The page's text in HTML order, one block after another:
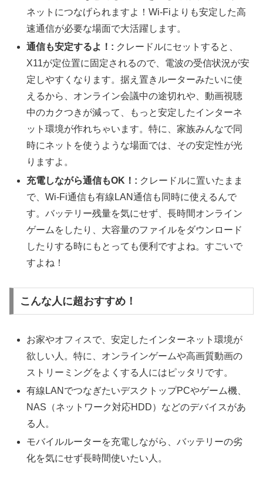
ネットにつなげられますよ！Wi-Fiよりも安定した高
速通信が必要な場面で大活躍します。
通信も安定するよ！: クレードルにセットすると、
X11が定位置に固定されるので、電波の受信状況が安
定しやすくなります。据え置きルーターみたいに使
えるから、オンライン会議中の途切れや、動画視聴
中のカクつきが減って、もっと安定したインターネ
ット環境が作れちゃいます。特に、家族みんなで同
時にネットを使うような場面では、その安定性が光
りますよ。
充電しながら通信もOK！: クレードルに置いたまま
で、Wi-Fi通信も有線LAN通信も同時に使えるんで
す。バッテリー残量を気にせず、長時間オンライン
ゲームをしたり、大容量のファイルをダウンロード
したりする時にもとっても便利ですよね。すごいで
すよね！
こんな人に超おすすめ！
お家やオフィスで、安定したインターネット環境が
欲しい人。特に、オンラインゲームや高画質動画の
ストリーミングをよくする人にはピッタリです。
有線LANでつなぎたいデスクトップPCやゲーム機、
NAS（ネットワーク対応HDD）などのデバイスがあ
る人。
モバイルルーターを充電しながら、バッテリーの劣
化を気にせず長時間使いたい人。